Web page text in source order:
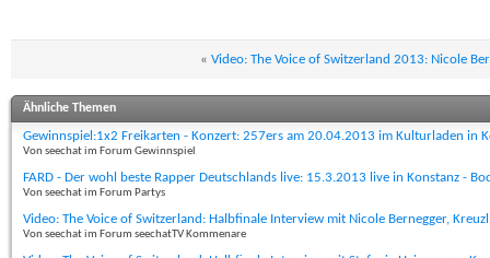
« Video: The Voice of Switzerland 2013: Nicole
Ähnliche Themen
Gewinnspiel:1x2 Freikarten - Konzert: 257ers am 20.04.2013 im Kulturladen in
Von seechat im Forum Gewinnspiel
FARD - Der wohl beste Rapper Deutschlands live: 15.3.2013 live in Konstanz -
Von seechat im Forum Partys
Video: The Voice of Switzerland: Halbfinale Interview mit Nicole Bernegger,
Von seechat im Forum seechatTV Kommenare